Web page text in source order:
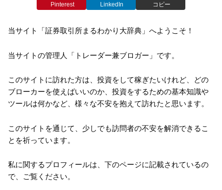
Pinterest LinkedIn コピー
当サイト「証券取引所まるわかり大辞典」へようこそ！
当サイトの管理人「トレーダー兼ブロガー」です。
このサイトに訪れた方は、投資をして稼ぎたいけれど、どの
ブローカーを使えばいいのか、投資をするための基本知識や
ツールは何かなど、様々な不安を抱えて訪れたと思います。
このサイトを通じて、少しでも訪問者の不安を解消できるこ
とを祈っています。
私に関するプロフィールは、下のページに記載されているの
で、ご覧ください。